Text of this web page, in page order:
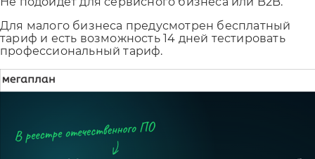
Для малого бизнеса предусмотрен бесплатный
тариф и есть возможность 14 дней тестировать
профессиональный тариф.